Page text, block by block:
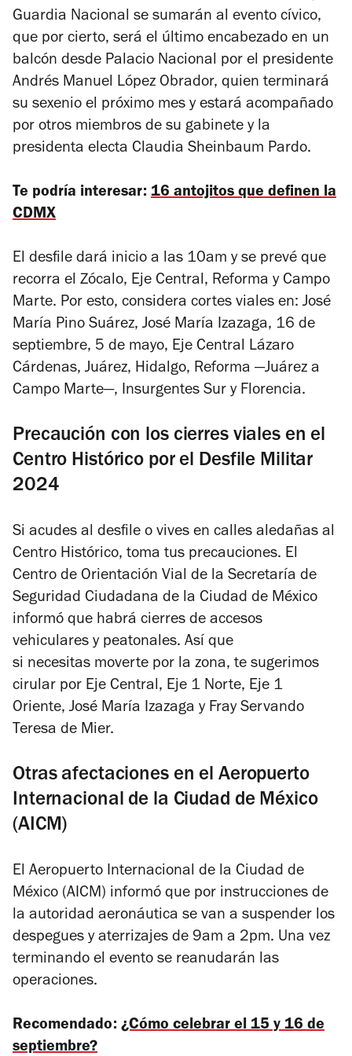
Guardia Nacional se sumarán al evento cívico,
que por cierto, será el último encabezado en un
balcón desde Palacio Nacional por el presidente
Andrés Manuel López Obrador, quien terminará
su sexenio el próximo mes y estará acompañado
por otros miembros de su gabinete y la
presidenta electa Claudia Sheinbaum Pardo.
Te podría interesar: 16 antojitos que definen la
CDMX
El desfile dará inicio a las 10am y se prevé que
recorra el Zócalo, Eje Central, Reforma y Campo
Marte. Por esto, considera cortes viales en: José
María Pino Suárez, José María Izazaga, 16 de
septiembre, 5 de mayo, Eje Central Lázaro
Cárdenas, Juárez, Hidalgo, Reforma —Juárez a
Campo Marte—, Insurgentes Sur y Florencia.
Precaución con los cierres viales en el
Centro Histórico por el Desfile Militar
2024
Si acudes al desfile o vives en calles aledañas al
Centro Histórico, toma tus precauciones. El
Centro de Orientación Vial de la Secretaría de
Seguridad Ciudadana de la Ciudad de México
informó que habrá cierres de accesos
vehiculares y peatonales. Así que
si necesitas moverte por la zona, te sugerimos
cirular por Eje Central, Eje 1 Norte, Eje 1
Oriente, José María Izazaga y Fray Servando
Teresa de Mier.
Otras afectaciones en el Aeropuerto
Internacional de la Ciudad de México
(AICM)
El Aeropuerto Internacional de la Ciudad de
México (AICM) informó que por instrucciones de
la autoridad aeronáutica se van a suspender los
despegues y aterrizajes de 9am a 2pm. Una vez
terminando el evento se reanudarán las
operaciones.
Recomendado: ¿Cómo celebrar el 15 y 16 de
septiembre?